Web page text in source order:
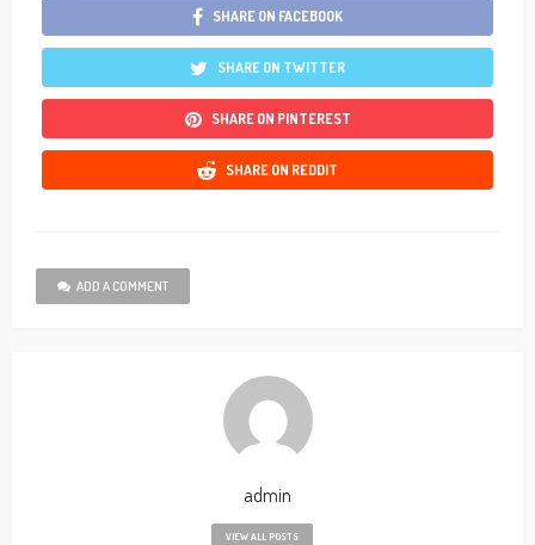
SHARE ON FACEBOOK
SHARE ON TWITTER
SHARE ON PINTEREST
SHARE ON REDDIT
ADD A COMMENT
admin
VIEW ALL POSTS